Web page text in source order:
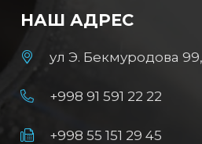
НАШ АДРЕС
ул Э. Бекмуродова
+998 91 591 22 22
+998 55 151 29 45